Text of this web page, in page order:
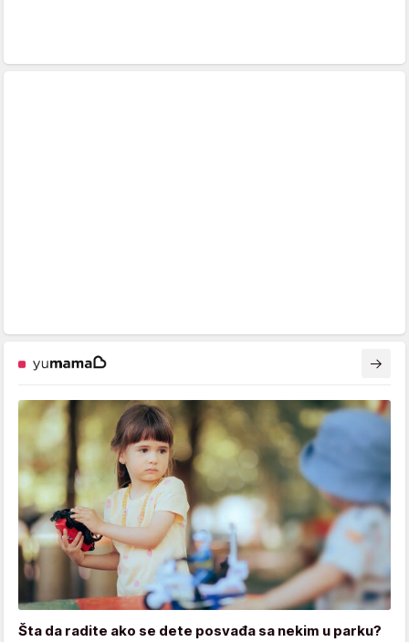
Šta da radite ako se dete posvađa sa nekim u parku?